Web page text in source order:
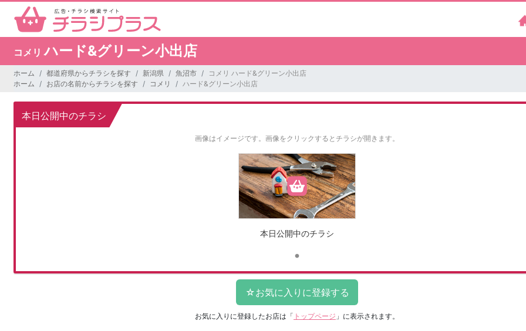
コメリハード&グリーン小出店
ホーム 都道府県からチラシを探す 新潟県 魚沼市
コメリ ハード&グリーン小出店
ホーム
お店の名前からチラシを探す コメリ ハード&グリーン小出店
本日公開中のチラシ
画像はイメージです。 画像をクリックするとチラシが開きます。
本日公開中のチラシ
お気に入りに登録したお店は 「 トップページ 」に表示されます。